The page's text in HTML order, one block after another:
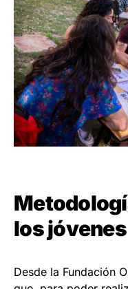
los jóvenes
Desde la Fundación